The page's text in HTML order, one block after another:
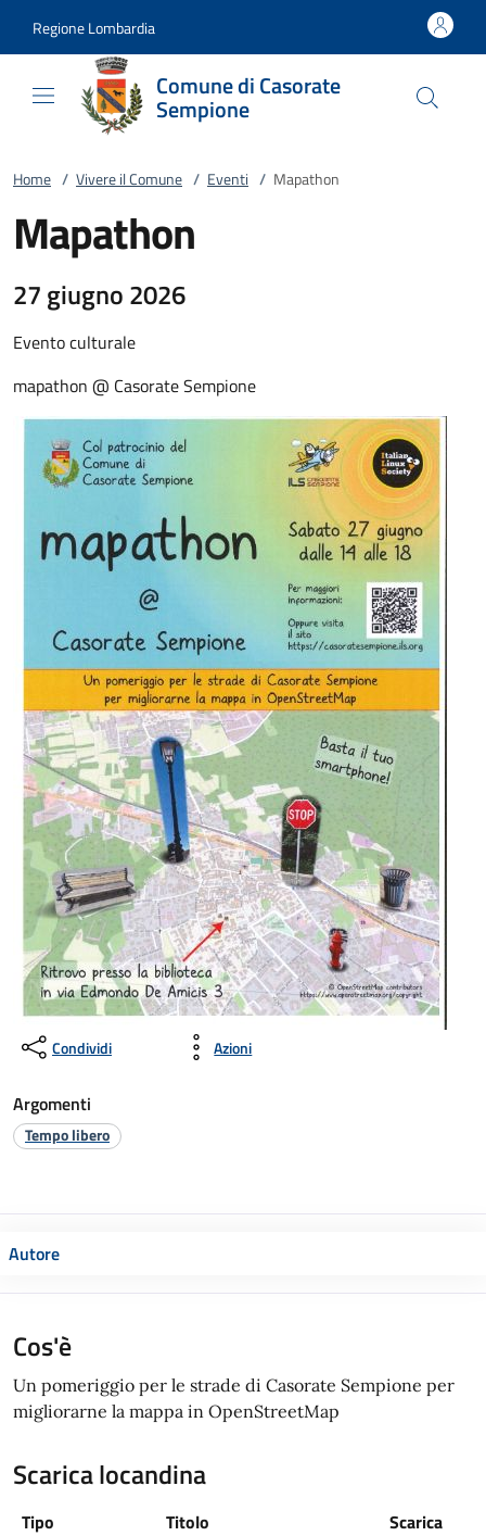
Regione Lombardia
Comune di Casorate
Sempione
Home / Vivere il Comune / Eventi / Mapathon
Mapathon
27 giugno 2026
Evento culturale
mapathon @ Casorate Sempione
Condividi Azioni
Argomenti
Tempo libero
Autore
Cos'è
Un pomeriggio per le strade di Casorate Sempione per
migliorarne la mappa in OpenStreetMap
Scarica locandina
Tipo Titolo
Scarica